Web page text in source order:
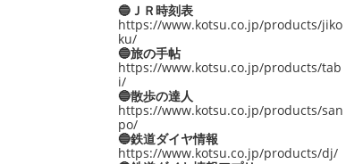
🔵ＪＲ時刻表
https://www.kotsu.co.jp/products/jiko
ku/
🔵旅の手帖
https://www.kotsu.co.jp/products/tab
i/
🔵散歩の達人
https://www.kotsu.co.jp/products/san
po/
🔵鉄道ダイヤ情報
https://www.kotsu.co.jp/products/dj/